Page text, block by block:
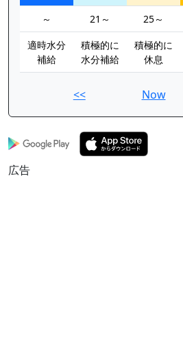
～
21～ 25～
適時水分
補給
積極的に
水分補給
積極的に
休息
<< Now
広告